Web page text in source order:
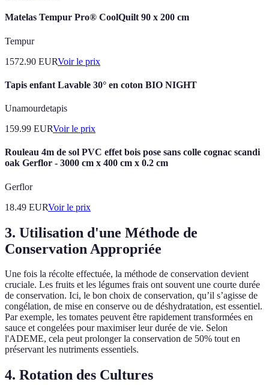
Matelas Tempur Pro® CoolQuilt 90 x 200 cm
Tempur
1572.90 EURVoir le prix
Tapis enfant Lavable 30° en coton BIO NIGHT
Unamourdetapis
159.99 EURVoir le prix
Rouleau 4m de sol PVC effet bois pose sans colle cognac scandi
oak Gerflor - 3000 cm x 400 cm x 0.2 cm
Gerflor
18.49 EURVoir le prix
3. Utilisation d'une Méthode de
Conservation Appropriée
Une fois la récolte effectuée, la méthode de conservation devient
cruciale. Les fruits et les légumes frais ont souvent une courte durée
de conservation. Ici, le bon choix de conservation, qu’il s’agisse de
congélation, de mise en conserve ou de déshydratation, est essentiel.
Par exemple, les tomates peuvent être rapidement transformées en
sauce et congelées pour maximiser leur durée de vie. Selon
l'ADEME, cela peut prolonger la conservation de 50% tout en
préservant les nutriments essentiels.
4. Rotation des Cultures